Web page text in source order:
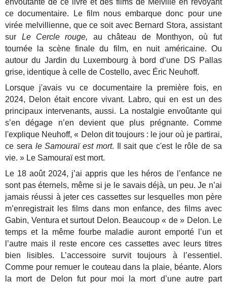
envoûtante de ce livre et des films de Melville en revoyant
ce documentaire. Le film nous embarque donc pour une
virée melvillienne, que ce soit avec Bernard Stora, assistant
sur Le Cercle rouge, au château de Monthyon, où fut
tournée la scène finale du film, en nuit américaine. Ou
autour du Jardin du Luxembourg à bord d’une DS Pallas
grise, identique à celle de Costello, avec Éric Neuhoff.
Lorsque j'avais vu ce documentaire la première fois, en
2024, Delon était encore vivant. Labro, qui en est un des
principaux intervenants, aussi. La nostalgie envoûtante qui
s’en dégage n’en devient que plus prégnante. Comme
l'explique Neuhoff, « Delon dit toujours : le jour où je partirai,
ce sera le Samouraï est mort. Il sait que c'est le rôle de sa
vie. » Le Samouraï est mort.
Le 18 août 2024, j’ai appris que les héros de l’enfance ne
sont pas éternels, même si je le savais déjà, un peu. Je n’ai
jamais réussi à jeter ces cassettes sur lesquelles mon père
m’enregistrait les films dans mon enfance, des films avec
Gabin, Ventura et surtout Delon. Beaucoup « de » Delon. Le
temps et la même fourbe maladie auront emporté l’un et
l’autre mais il reste encore ces cassettes avec leurs titres
bien lisibles. L’accessoire survit toujours à l’essentiel.
Comme pour remuer le couteau dans la plaie, béante. Alors
la mort de Delon fut pour moi la mort d’une autre part